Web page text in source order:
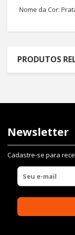
Nome da Cor:
PRODUTOS
Newsletter
Cadastre-se para